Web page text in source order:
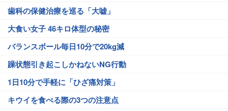
歯科の保健治療を巡る「大嘘」
大食い女子 46キロ体型の秘密
バランスボール毎日10分で20kg減
躁状態引き起こしかねないNG行動
1日10分で手軽に「ひざ痛対策」
キウイを食べる際の3つの注意点